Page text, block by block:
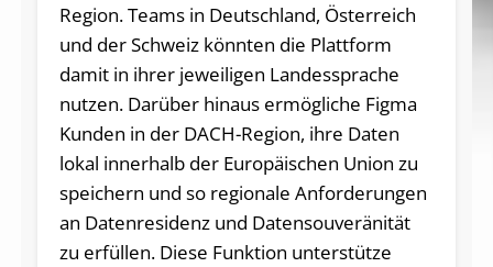
Region. Teams in Deutschland, Österreich
und der Schweiz könnten die Plattform
damit in ihrer jeweiligen Landessprache
nutzen. Darüber hinaus ermögliche Figma
Kunden in der DACH-Region, ihre Daten
lokal innerhalb der Europäischen Union zu
speichern und so regionale Anforderungen
an Datenresidenz und Datensouveränität
zu erfüllen. Diese Funktion unterstütze